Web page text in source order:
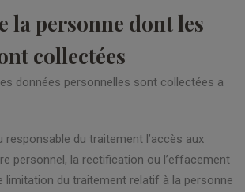
la personne dont les
collectées
données personnelles sont collectées a
responsable du traitement l’accès aux
personnel, la rectification ou l’effacement
limitation du traitement relatif à la personne